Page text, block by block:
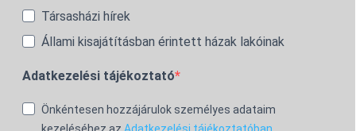
Társasházi hírek
Állami kisajátításban érintett házak lakóinak
Adatkezelési tájékoztató
Önkéntesen hozzájárulok személyes adataim